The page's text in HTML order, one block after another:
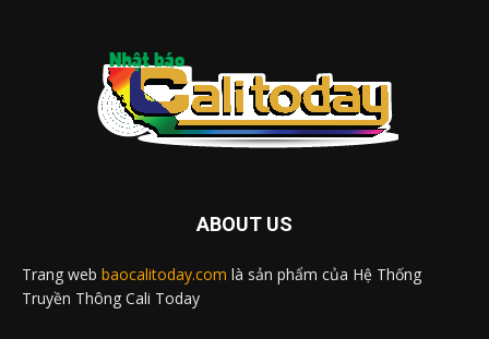
ABOUT US
Trang web baocalitoday.com là sản phẩm của Hệ Thống
Truyền Thông Cali Today